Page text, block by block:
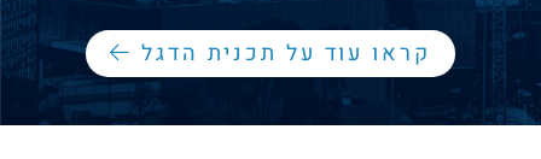
קראו עוד על תכנית הדגל